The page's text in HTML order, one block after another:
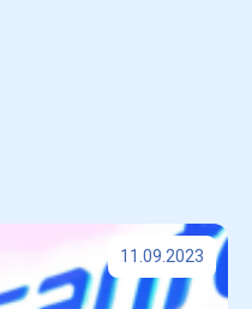
11.09.2023